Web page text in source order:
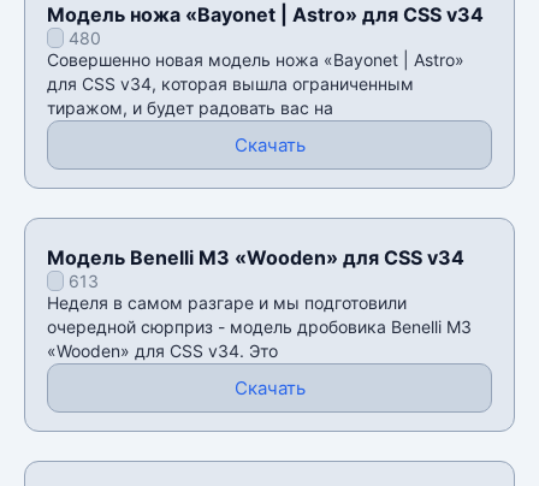
Модель ножа «Bayonet | Astro» для CSS v34
480
Совершенно новая модель ножа «Bayonet | Astro»
для CSS v34, которая вышла ограниченным
тиражом, и будет радовать вас на
Скачать
Модель Benelli M3 «Wooden» для CSS v34
613
Неделя в самом разгаре и мы подготовили
очередной сюрприз - модель дробовика Benelli M3
«Wooden» для CSS v34. Это
Скачать